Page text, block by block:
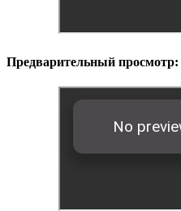
Предварительный просмотр: